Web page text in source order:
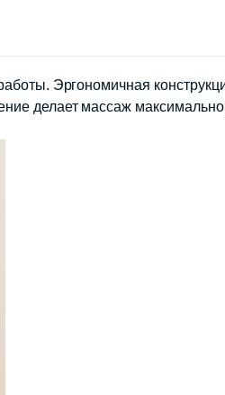
Эргономичная
делает массаж